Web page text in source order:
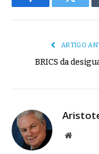
Facebook
ARTIGO
BRICS da
Site